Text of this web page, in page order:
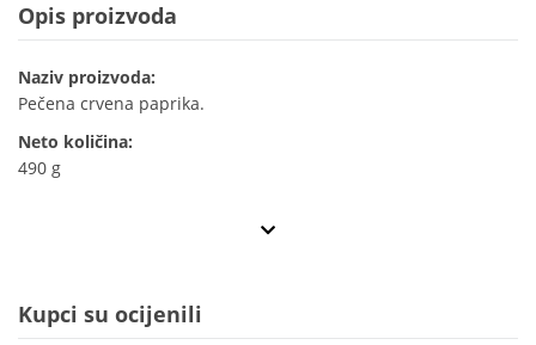
Opis proizvoda
Naziv proizvoda:
Pečena crvena paprika.
Neto količina:
490 g
Kupci su ocijenili